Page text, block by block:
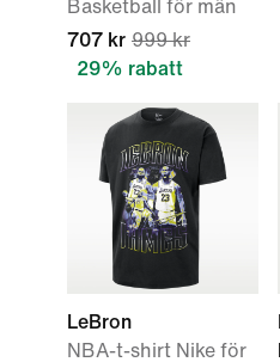
Basketball för män
707 kr 999 kr
29% rabatt
LeBron
NBA-t-shirt Nike för